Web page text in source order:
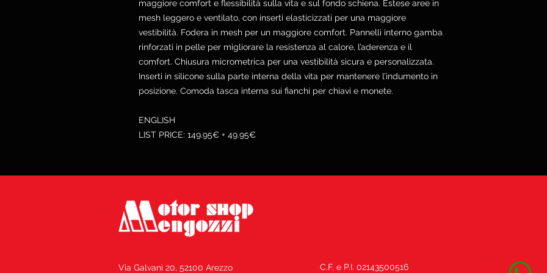
maggiore comfort e flessibilità sulla vita e sul fondo schiena. Estese aree in
mesh leggero e ventilato, con inserti elasticizzati per una maggiore
vestibilità. Fodera in mesh per un maggiore comfort. Pannelli interno gamba
rinforzati in pelle per migliorare la resistenza al calore, l’aderenza e il
comfort. Chiusura micrometrica per una vestibilità sicura e personalizzata.
Inserti in silicone sulla parte interna della vita per mantenere l’indumento in
posizione. Comoda tasca interna sui fianchi per chiavi e monete.
ENGLISH
LIST PRICE: 149.95€ + 49.95€
Via Galvani 20, 52100 Arezzo C.F. e P.I. 02143500516